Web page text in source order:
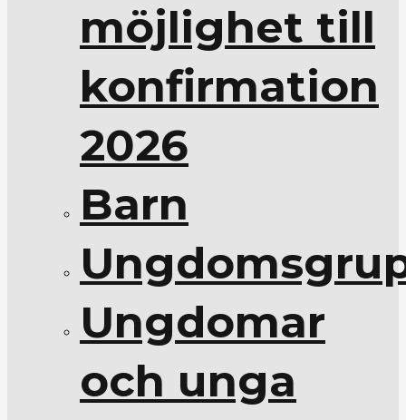
möjlighet till
konfirmation
2026
Barn
Ungdomar
och unga